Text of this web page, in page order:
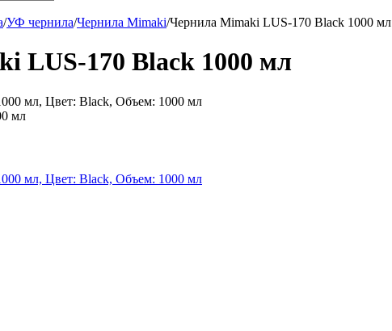
/УФ чернила/Чернила Mimaki/Чернила Mimaki LUS-170 Black 1000 мл
LUS-170 Black 1000 мл
мл